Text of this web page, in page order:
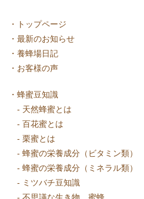
・
トップページ
・ 最新のお知らせ
・ 養蜂場日記
・ お客様の声
・ 蜂蜜豆知識
- 天然蜂蜜とは
- 百花蜜とは
- 栗蜜とは
- 蜂蜜の栄養成分（ビタミン類）
- 蜂蜜の栄養成分（ミネラル類）
- ミツバチ豆知識
- 不思議な生き物、蜜蜂。